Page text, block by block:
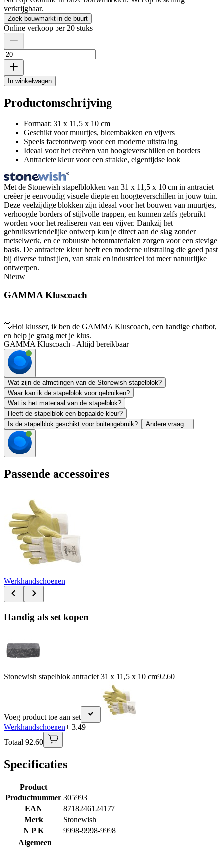
verkrijgbaar.
Zoek bouwmarkt in de buurt
Online verkoop per 20 stuks
In winkelwagen
Productomschrijving
Formaat: 31 x 11,5 x 10 cm
Geschikt voor muurtjes, bloembakken en vijvers
Speels facetontwerp voor een moderne uitstraling
Ideaal voor het creëren van hoogteverschillen en borders
Antraciete kleur voor een strakke, eigentijdse look
Met de Stonewish stapelblokken van 31 x 11,5 x 10 cm in antraciet
creëer je eenvoudig visuele diepte en hoogteverschillen in jouw tuin.
Deze veelzijdige blokken zijn ideaal voor het bouwen van muurtjes,
verhoogde borders of stijlvolle trappen, en kunnen zelfs gebruikt
worden voor het realiseren van een vijver. Dankzij het
gebruiksvriendelijke ontwerp kun je direct aan de slag zonder
metselwerk, en de robuuste betonmaterialen zorgen voor een stevige
basis. De antraciete kleur heeft een moderne uitstraling die goed past
bij diverse tuinstijlen, van strak en industrieel tot meer natuurlijke
ontwerpen.
Nieuw
GAMMA Kluscoach
👋Hoi klusser, ik ben de GAMMA Kluscoach, een handige chatbot,
en help je graag met je klus.
GAMMA Kluscoach - Altijd bereikbaar
Wat zijn de afmetingen van de Stonewish stapelblok?
Waar kan ik de stapelblok voor gebruiken?
Wat is het materiaal van de stapelblok?
Heeft de stapelblok een bepaalde kleur?
Is de stapelblok geschikt voor buitengebruik?
Andere vraag...
Passende accessoires
Werkhandschoenen
Handig als set kopen
Stonewish stapelblok antraciet 31 x 11,5 x 10 cm92.60
Voeg product toe aan set
Werkhandschoenen+ 3.49
Totaal 92.60
Specificaties
Product
Productnummer 305993
EAN
8718246124177
Merk
Stonewish
N P K
9998-9998-9998
Algemeen